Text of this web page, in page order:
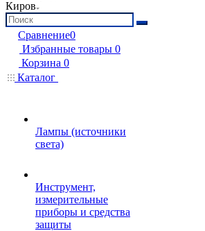
Киров
Сравнение0
Избранные товары 0
Корзина 0
Каталог
Лампы (источники
света)
Инструмент,
измерительные
приборы и средства
защиты